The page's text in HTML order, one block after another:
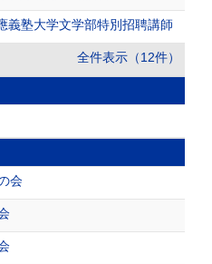
義塾大学文学部特別招聘講師
全件表示（12件）
会